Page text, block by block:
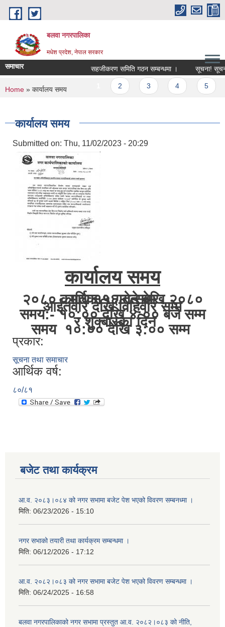
Skip to main content
बलवा नगरपालिका
मधेश प्रदेश, नेपाल सरकार
समाचार सहजीकरण समिति गठन सम्बन्धमा । सूचना!
Pages
You are here
Home » कार्यालय समय
कार्यालय समय
Submitted on: Thu, 11/02/2023 - 20:29
कार्यालय समय
२०८० कार्तिक १६ गते देखि २०८० माघ १५ गते सम्म
आईतवार देखि विहिवार सम्म
समय:- १०:०० देखि ४:०० बजे सम्म
र शुक्बारका दिन
समय १०:०० देखि ३:०० सम्म
प्रकार:
सूचना तथा समाचार
आर्थिक वर्ष:
८०/८१
बजेट तथा कार्यक्रम
आ.व. २०८३।०८४ को नगर सभामा बजेट पेश भएको विवरण सम्बनध्मा ।
मिति: 06/23/2026 - 15:10
नगर सभाको तयारी तथा कार्यक्रम सम्बन्धमा ।
मिति: 06/12/2026 - 17:12
आ.व. २०८२।०८३ को नगर सभामा बजेट पेश भएको विवरण सम्बन्धमा ।
मिति: 06/24/2025 - 16:58
बलवा नगरपालिकाको नगर सभामा प्रस्तुत आ.व. २०८२।०८३ को नीति,